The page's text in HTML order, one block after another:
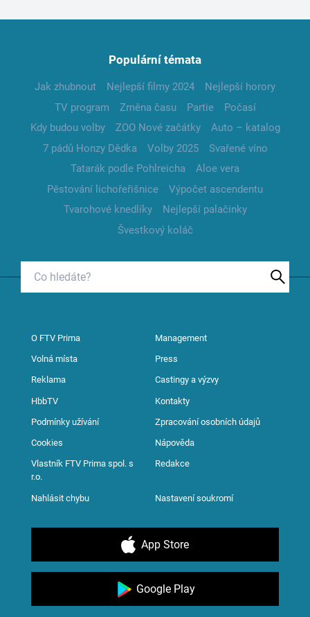
Populární témata
Jak zhubnout Nejlepší filmy 2024
Nejlepší horory
TV program
Změna času Partie
Počasí
Kdy budou volby
ZOO Nové začátky
Auto – katalog
7 pádů Honzy Dědka
Volby 2025
Svařené víno
Tatarák podle Pohlreicha
Aloe vera
Pěstování lichořeřišnice
Výpočet ascendentu
Tvarohové knedlíky
Nejlepší palačinky
Švestkový koláč
O FTV Prima Management
Volná místa Press
Reklama Castingy a výzvy
HbbTV Kontakty
Podmínky užívání Zpracování osobních údajů
Cookies Nápověda
Vlastník FTV Prima spol. s
r.o.
Redakce
Nahlásit chybu Nastavení soukromí
App Store
Google Play